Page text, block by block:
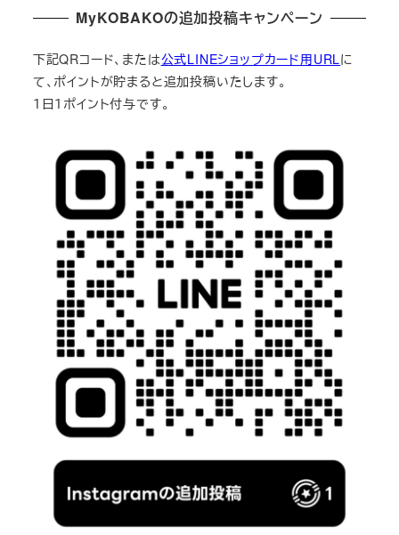
MyKOBAKOの追加投稿キャンペーン
下記QRコード、または公式LINEショップカード用URLに
て、ポイントが貯まると追加投稿いたします。
１日１ポイント付与です。